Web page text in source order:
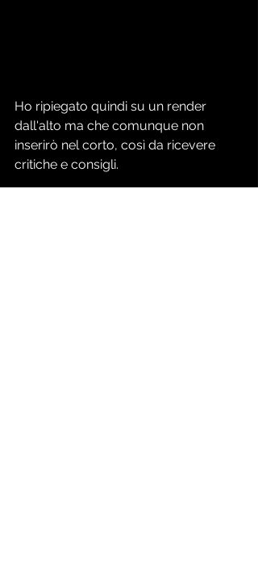
Ho ripiegato quindi su un render
dall'alto ma che comunque non
inserirò nel corto, così da ricevere
critiche e consigli.